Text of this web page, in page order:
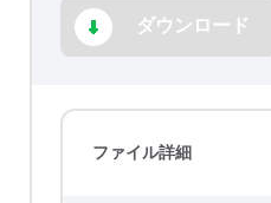
ダウンロード
ファイル詳細